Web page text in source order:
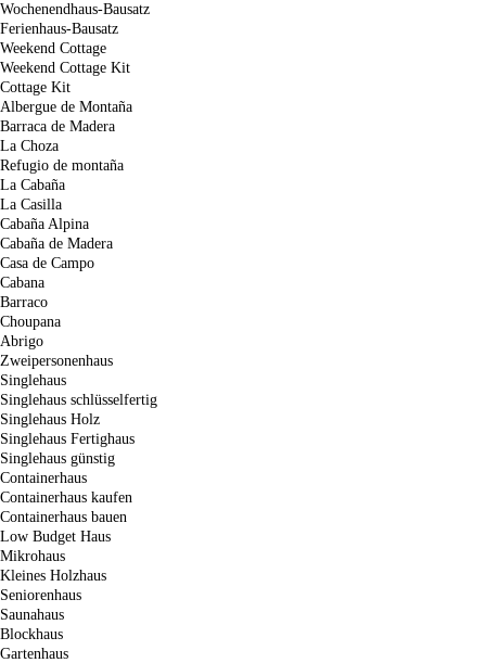
Wochenendhaus-Bausatz
Ferienhaus-Bausatz
Weekend Cottage
Weekend Cottage Kit
Cottage Kit
Albergue de Montaña
Barraca de Madera
La Choza
Refugio de montaña
La Cabaña
La Casilla
Cabaña Alpina
Cabaña de Madera
Casa de Campo
Cabana
Barraco
Choupana
Abrigo
Zweipersonenhaus
Singlehaus
Singlehaus schlüsselfertig
Singlehaus Holz
Singlehaus Fertighaus
Singlehaus günstig
Containerhaus
Containerhaus kaufen
Containerhaus bauen
Low Budget Haus
Mikrohaus
Kleines Holzhaus
Seniorenhaus
Saunahaus
Blockhaus
Gartenhaus